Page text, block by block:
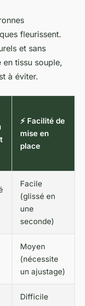
fleurissent.
et sans
tissu souple,
à éviter.
⚡ Facilité de
mise en
place
Facile
(glissé en
une
seconde)
Moyen
(nécessite
un ajustage)
Difficile